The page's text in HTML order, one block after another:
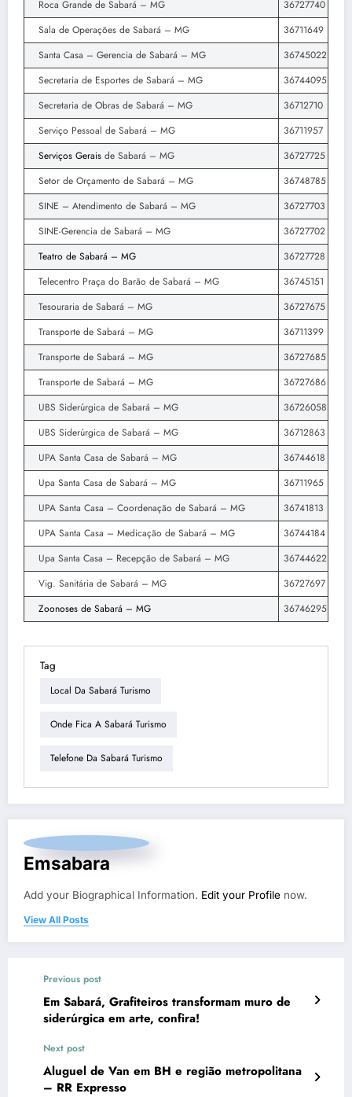
Roca Grande de Sabará – MG
36727740
Sala de Operações de Sabará – MG
36711649
Santa Casa – Gerencia de Sabará – MG
36745022
Secretaria de Esportes de Sabará – MG
36744095
Secretaria de Obras de Sabará – MG
36712710
Serviço Pessoal de Sabará – MG
36711957
Serviços Gerais de Sabará – MG
36727725
Setor de Orçamento de Sabará – MG
36748785
SINE – Atendimento de Sabará – MG
36727703
SINE-Gerencia de Sabará – MG
36727702
Teatro de Sabará – MG
36727728
Telecentro Praça do Barão de Sabará – MG
36745151
Tesouraria de Sabará – MG
36727675
Transporte de Sabará – MG
36711399
Transporte de Sabará – MG
36727685
Transporte de Sabará – MG
36727686
UBS Siderúrgica de Sabará – MG
36726058
UBS Siderúrgica de Sabará – MG
36712863
UPA Santa Casa de Sabará – MG
36744618
Upa Santa Casa de Sabará – MG
36711965
UPA Santa Casa – Coordenação de Sabará – MG
36741813
UPA Santa Casa – Medicação de Sabará – MG
36744184
Upa Santa Casa – Recepção de Sabará – MG
36744622
Vig. Sanitária de Sabará – MG
36727697
Zoonoses de Sabará – MG
36746295
Tag
Local Da Sabará Turismo
Onde Fica A Sabará Turismo
Telefone Da Sabará Turismo
Emsabara
Add your Biographical Information. Edit your Profile now.
View All Posts
Previous post
Em Sabará, Grafiteiros transformam muro de
siderúrgica em arte, confira!
Next post
Aluguel de Van em BH e região metropolitana
– RR Expresso